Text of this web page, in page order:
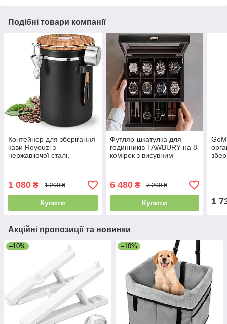
Подібні товари компанії
Контейнер для зберігання
кави Royouzi з
нержавіючої сталі,
ложкою
1 080 ₴ 1 200 ₴
Купити
Футляр-шкатулка для
годинників TAWBURY на 8
комірок з висувним
дерево
6 480₴ 7 200 ₴
Купити 1
Акційні пропозиції та новинки
–10% –10%